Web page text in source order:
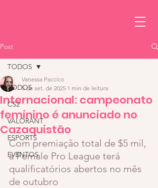
Post
TODOS
CS2
VALORANT
ESPORTS
EVENTOS
TODOS
Internacional: campeonato
feminino é anunciado no
Cazaquistão
Vanessa Paccico
5 de set. de 2025 1 min de leitura
Com premiação total de $5 mil,
a Female Pro League terá
qualificatórios abertos no mês
de outubro